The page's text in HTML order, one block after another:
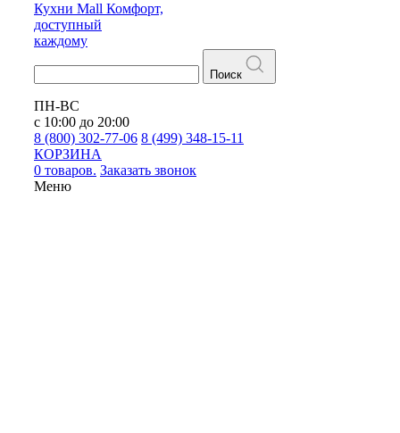
Кухни Mall Комфорт,
доступный
каждому
Поиск
ПН-ВС
с 10:00 до 20:00
8 (800) 302-77-06 8 (499) 348-15-11
КОРЗИНА
0 товаров. Заказать звонок
Меню